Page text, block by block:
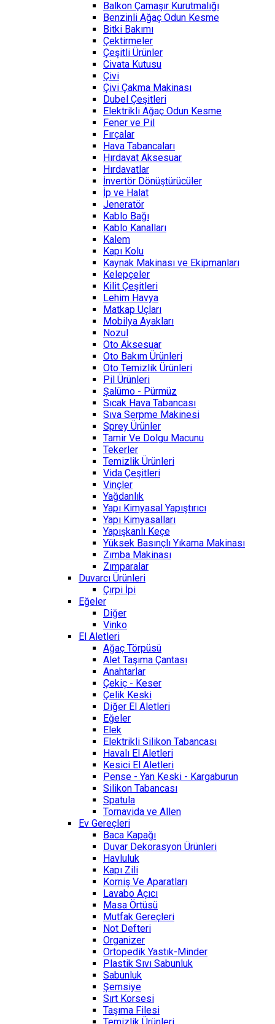
Balkon Çamaşır Kurutmalığı
Benzinli Ağaç Odun Kesme
Bitki Bakımı
Çektirmeler
Çeşitli Ürünler
Civata Kutusu
Çivi
Çivi Çakma Makinası
Dubel Çeşitleri
Elektrikli Ağaç Odun Kesme
Fener ve Pil
Fırçalar
Hava Tabancaları
Hırdavat Aksesuar
Hırdavatlar
İnvertör Dönüştürücüler
İp ve Halat
Jeneratör
Kablo Bağı
Kablo Kanalları
Kalem
Kapı Kolu
Kaynak Makinası ve Ekipmanları
Kelepçeler
Kilit Çeşitleri
Lehim Havya
Matkap Uçları
Mobilya Ayakları
Nozul
Oto Aksesuar
Oto Bakım Ürünleri
Oto Temizlik Ürünleri
Pil Ürünleri
Şalümo - Pürmüz
Sıcak Hava Tabancası
Sıva Serpme Makinesi
Sprey Ürünler
Tamir Ve Dolgu Macunu
Tekerler
Temizlik Ürünleri
Vida Çeşitleri
Vinçler
Yağdanlık
Yapı Kimyasal Yapıştırıcı
Yapı Kimyasalları
Yapışkanlı Keçe
Yüksek Basınçlı Yıkama Makinası
Zımba Makinası
Zımparalar
Duvarcı Ürünleri
Çırpi İpi
Eğeler
Diğer
Vinko
El Aletleri
Ağaç Törpüsü
Alet Taşıma Çantası
Anahtarlar
Çekiç - Keser
Çelik Keski
Diğer El Aletleri
Eğeler
Elek
Elektrikli Silikon Tabancası
Havalı El Aletleri
Kesici El Aletleri
Pense - Yan Keski - Kargaburun
Silikon Tabancası
Spatula
Tornavida ve Allen
Ev Gereçleri
Baca Kapağı
Duvar Dekorasyon Ürünleri
Havluluk
Kapı Zili
Korniş Ve Aparatları
Lavabo Açıcı
Masa Örtüsü
Mutfak Gereçleri
Not Defteri
Organizer
Ortopedik Yastık-Minder
Plastik Sıvı Sabunluk
Sabunluk
Şemsiye
Sırt Korsesi
Taşıma Filesi